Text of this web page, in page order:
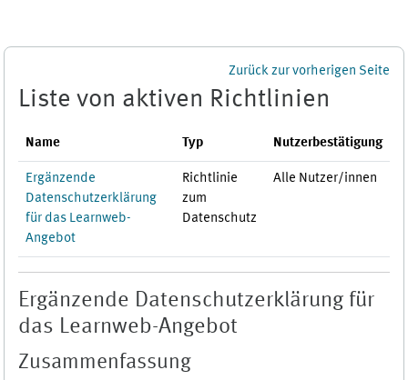
Zurück zur vorherigen Seite
Liste von aktiven Richtlinien
Name Typ Nutzerbestätigung
Ergänzende
Datenschutzerklärung
für das Learnweb-
Angebot
Richtlinie
zum
Datenschutz
Alle Nutzer/innen
Ergänzende Datenschutzerklärung für
das Learnweb-Angebot
Zusammenfassung